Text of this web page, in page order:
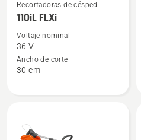
Ver
más
detalles
sobre
110iL
Recortadoras de césped
110iL FLXi
Voltaje nominal
36 V
Ancho de corte
30 cm